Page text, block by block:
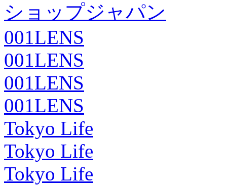
ショップジャパン
001LENS
001LENS
001LENS
001LENS
Tokyo Life
Tokyo Life
Tokyo Life